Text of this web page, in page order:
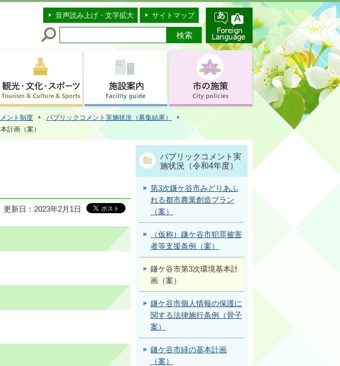
本文へ移動
音声読み上げ・文字拡大 サイトマップ
ント制度
パブリックコメント実施状況（募集結果）
計画（案）
更新日：2023年2月1日
パブリックコメント実
施状況（令和4年度）
第3次鎌ケ谷市みどりあふ
れる都市農業創造プラン
（案）
（仮称）鎌ケ谷市犯罪被害
者等支援条例（案）
鎌ケ谷市第3次環境基本計
画（案）
鎌ケ谷市個人情報の保護に
関する法律施行条例（骨子
案）
鎌ケ谷市緑の基本計画
（案）